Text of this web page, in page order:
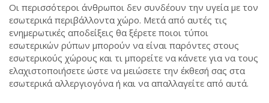
Οι περισσότεροι άνθρωποι δεν συνδέουν την υγεία με τον
εσωτερικά περιβάλλοντα χώρο. Μετά από αυτές τις
ενημερωτικές αποδείξεις θα ξέρετε ποιοι τύποι
εσωτερικών ρύπων μπορούν να είναι παρόντες στους
εσωτερικούς χώρους και τι μπορείτε να κάνετε για να τους
ελαχιστοποιήσετε ώστε να μειώσετε την έκθεσή σας στα
εσωτερικά αλλεργιογόνα ή και να απαλλαγείτε από αυτά.